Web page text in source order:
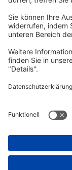
Zur vhs Post
Kontrast
Kurs-
Bitte melden Sie
Sie haben noch
Registrieren Sie sich